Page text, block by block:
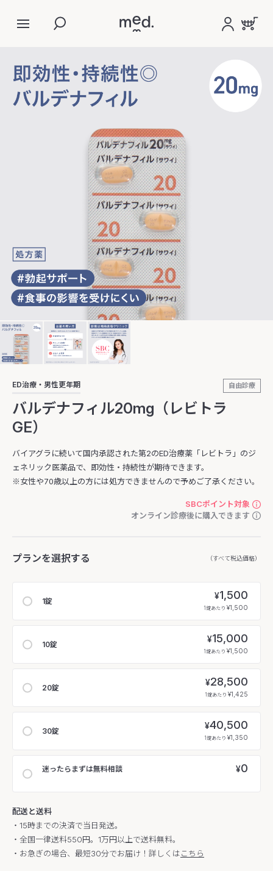
自由診療
ED治療・男性更年期
バルデナフィル20mg（レビトラ
GE）
バイアグラに続いて国内承認された第2のED治療薬「レビトラ」のジ
ェネリック医薬品で、即効性・持続性が期待できます。
※女性や70歳以上の方には処方できませんので予めご了承ください。
SBCポイント対象
オンライン診療後に購入できます
プランを選択する （すべて税込価格）
1錠
¥1,500
1錠あたり ¥1,500
10錠
¥15,000
1錠あたり ¥1,500
20錠
¥28,500
1錠あたり ¥1,425
30錠
¥40,500
1錠あたり ¥1,350
迷ったらまずは無料相談 ¥0
配送と送料
・15時までの決済で当日発送。
・全国一律送料550円。1万円以上で送料無料。
・お急ぎの場合、最短30分でお届け！詳しくはこちら